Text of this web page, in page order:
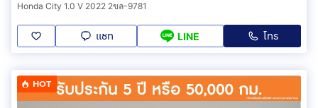
Honda City 1.0 V 2022 2ขล-9781
แชท LINE โทร
HOT